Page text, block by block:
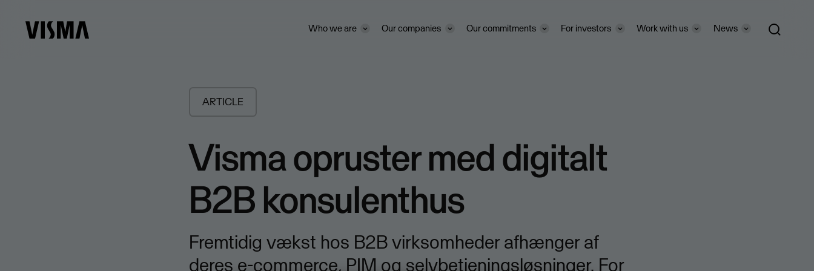
Who we are Our companies Our commitments For investors Work with us News
ARTICLE
Visma opruster med digitalt
B2B konsulenthus
Fremtidig vækst hos B2B virksomheder afhænger af
deres e-commerce, PIM og selvbetjeningsløsninger. For